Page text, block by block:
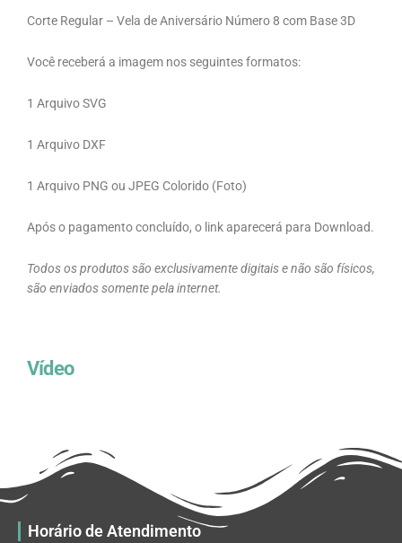
Corte Regular – Vela de Aniversário Número 8 com Base 3D
Você receberá a imagem nos seguintes formatos:
1 Arquivo SVG
1 Arquivo DXF
1 Arquivo PNG ou JPEG Colorido (Foto)
Após o pagamento concluído, o link aparecerá para Download.
Todos os produtos são exclusivamente digitais e não são físicos,
são enviados somente pela internet.
Vídeo
Horário de Atendimento